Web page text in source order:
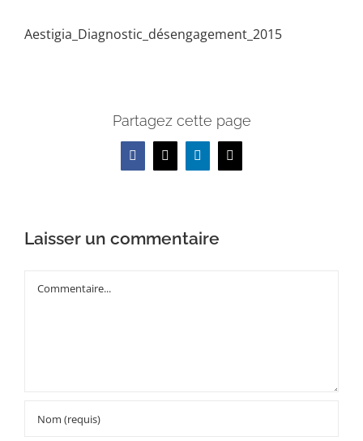
Aestigia_Diagnostic_désengagement_2015
Partagez cette page
Facebook
X LinkedInEmail
Laisser un commentaire
Commentaire